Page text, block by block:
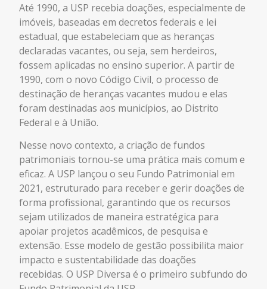
Até 1990, a USP recebia doações, especialmente de
imóveis, baseadas em decretos federais e lei
estadual, que estabeleciam que as heranças
declaradas vacantes, ou seja, sem herdeiros,
fossem aplicadas no ensino superior. A partir de
1990, com o novo Código Civil, o processo de
destinação de heranças vacantes mudou e elas
foram destinadas aos municípios, ao Distrito
Federal e à União.
Nesse novo contexto, a criação de fundos
patrimoniais tornou-se uma prática mais comum e
eficaz. A USP lançou o seu Fundo Patrimonial em
2021, estruturado para receber e gerir doações de
forma profissional, garantindo que os recursos
sejam utilizados de maneira estratégica para
apoiar projetos acadêmicos, de pesquisa e
extensão. Esse modelo de gestão possibilita maior
impacto e sustentabilidade das doações
recebidas. O USP Diversa é o primeiro subfundo do